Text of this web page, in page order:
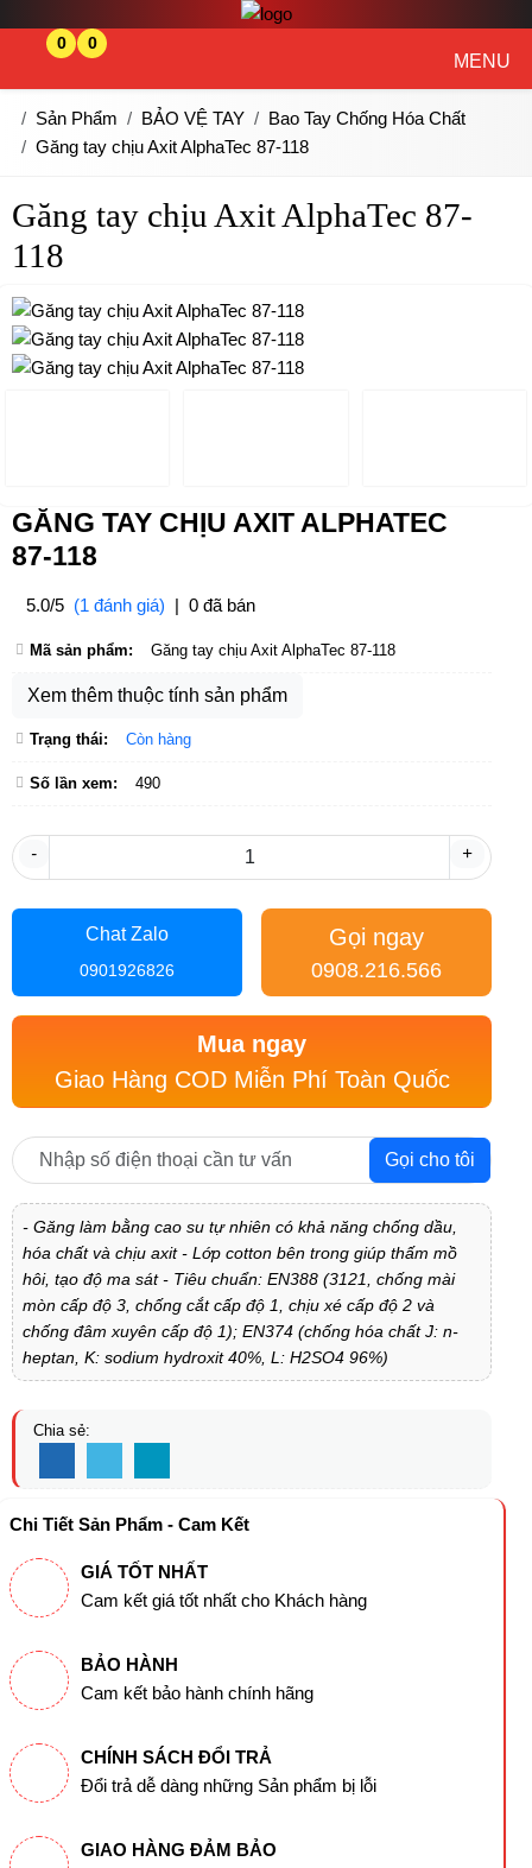
0 0
MENU
Sản Phẩm BẢO VỆ TAY
Bao Tay Chống Hóa Chất
Găng tay chịu Axit AlphaTec 87-118
Găng tay chịu Axit AlphaTec 87-
118
GĂNG TAY CHỊU AXIT ALPHATEC
87-118
5.0/5 (1 đánh giá) | 0 đã bán
Mã sản phẩm: Găng tay chịu Axit AlphaTec 87-118
Xem thêm thuộc tính sản phẩm
Trạng thái: Còn hàng
Số lần xem: 490
- +
Chat Zalo
0901926826
Gọi ngay
0908.216.566
Mua ngay
Giao Hàng COD Miễn Phí Toàn Quốc
Gọi cho tôi
- Găng làm bằng cao su tự nhiên có khả năng chống dầu,
hóa chất và chịu axit - Lớp cotton bên trong giúp thấm mồ
hôi, tạo độ ma sát - Tiêu chuẩn: EN388 (3121, chống mài
mòn cấp độ 3, chống cắt cấp độ 1, chịu xé cấp độ 2 và
chống đâm xuyên cấp độ 1); EN374 (chống hóa chất J: n-
heptan, K: sodium hydroxit 40%, L: H2SO4 96%)
Chia sẻ:
Chi Tiết Sản Phẩm - Cam Kết
GIÁ TỐT NHẤT
Cam kết giá tốt nhất cho Khách hàng
BẢO HÀNH
Cam kết bảo hành chính hãng
CHÍNH SÁCH ĐỔI TRẢ
Đổi trả dễ dàng những Sản phẩm bị lỗi
GIAO HÀNG ĐẢM BẢO